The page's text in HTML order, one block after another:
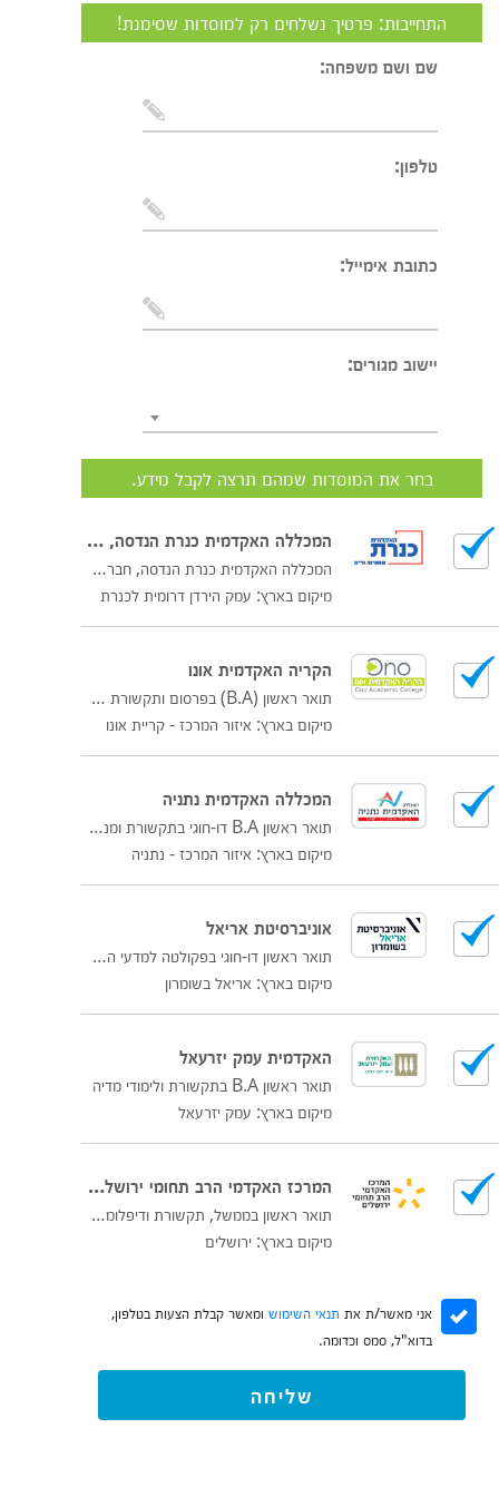
התחייבות: פרטיך נשלחים רק למוסדות שסימנת!
שם ושם משפחה:
טלפון:
כתובת אימייל:
יישוב מגורים:
בחר את המוסדות שמהם תרצה לקבל מידע.
המכללה האקדמית כנרת הנדסה, חברה ורוח
המכללה האקדמית כנרת הנדסה, חברה ורוח
מיקום בארץ: עמק הירדן דרומית לכנרת
הקריה האקדמית אונו
תואר ראשון (B.A) בפרסום ותקשורת שיווקית
מיקום בארץ: איזור המרכז - קריית אונו
המכללה האקדמית נתניה
תואר ראשון B.A דו-חוגי בתקשורת ומנהל עסקים
מיקום בארץ: איזור המרכז - נתניה
אוניברסיטת אריאל
תואר ראשון דו-חוגי בפקולטה למדעי החברה והרוח
מיקום בארץ: אריאל בשומרון
האקדמית עמק יזרעאל
תואר ראשון B.A בתקשורת ולימודי מדיה
מיקום בארץ: עמק יזרעאל
המרכז האקדמי הרב תחומי ירושלים (לשעבר הדסה)
תואר ראשון בממשל, תקשורת ודיפלומטיה
מיקום בארץ: ירושלים
אני מאשר/ת את תנאי השימוש ומאשר קבלת הצעות בטלפון,
בדוא"ל, סמס וכדומה.
שליחה